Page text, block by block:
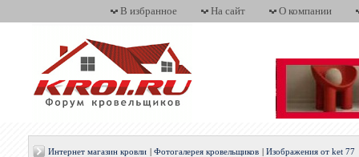
В избранное На сайт О компании
Интернет магазин кровли Фотогалерея кровельщиков Изображения от ket 77